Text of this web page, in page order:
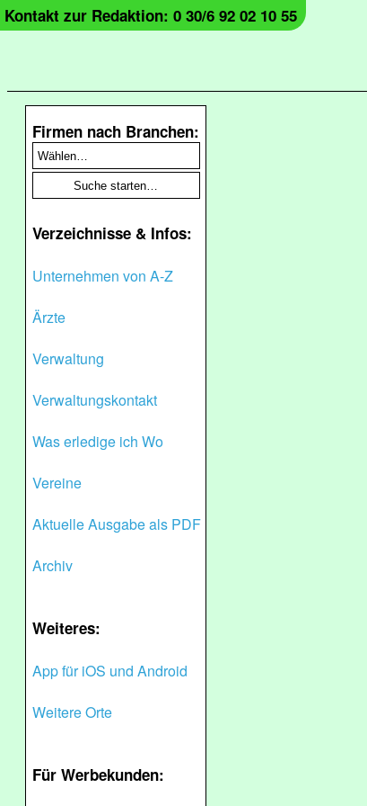
Kontakt zur Redaktion: 0 30/6 92 02 10 55
Firmen nach Branchen:
Verzeichnisse & Infos:
Unternehmen von A-Z
Ärzte
Verwaltung
Verwaltungskontakt
Was erledige ich Wo
Vereine
Aktuelle Ausgabe als PDF
Archiv
Weiteres:
App für iOS und Android
Weitere Orte
Für Werbekunden: